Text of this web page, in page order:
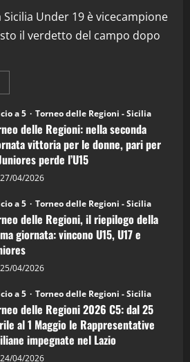
04/2026Under 19 è vicecampione
il verdetto del campo dopo
la
a 5 Torneo delle Regioni - Sicilia
delle Regioni: nella seconda
vittoria per le donne, pari per
perde l’U15
27/04/2026
a 5 Torneo delle Regioni - Sicilia
delle Regioni, il riepilogo della
giornata: vincono U15, U17 e
25/04/2026
a 5 Torneo delle Regioni - Sicilia
delle Regioni 2026 C5: dal 25
al 1 Maggio le Rappresentative
impegnate nel Lazio
24/04/2026